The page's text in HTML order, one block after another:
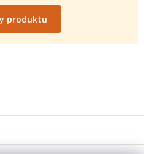
produktu